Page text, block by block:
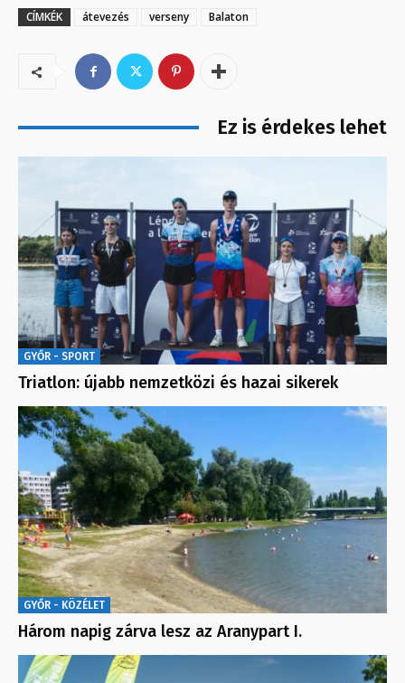
CÍMKÉK átevezés verseny Balaton
Ez is érdekes lehet
GYŐR - SPORT
Triatlon: újabb nemzetközi és hazai sikerek
GYŐR - KÖZÉLET
Három napig zárva lesz az Aranypart I.